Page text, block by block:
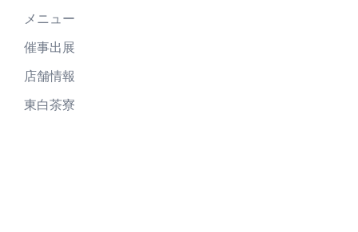
メニュー
催事出展
店舗情報
東白茶寮